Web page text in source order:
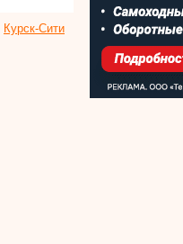
Курск-Сити